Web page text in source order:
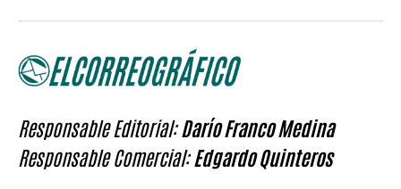
Responsable Editorial:Darío Franco Medina
Responsable Comercial:Edgardo Quinteros